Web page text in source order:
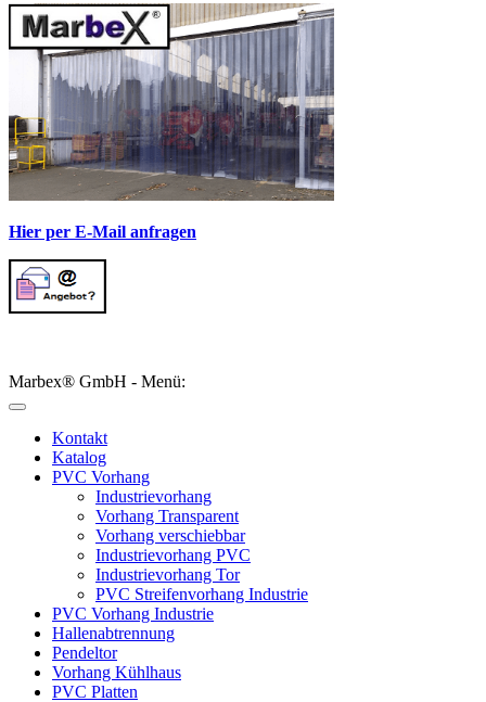
Hier per E-Mail anfragen
Marbex® GmbH - Menü:
Kontakt
Katalog
PVC Vorhang
Industrievorhang
Vorhang Transparent
Vorhang verschiebbar
Industrievorhang PVC
Industrievorhang Tor
PVC Streifenvorhang Industrie
PVC Vorhang Industrie
Hallenabtrennung
Pendeltor
Vorhang Kühlhaus
PVC Platten